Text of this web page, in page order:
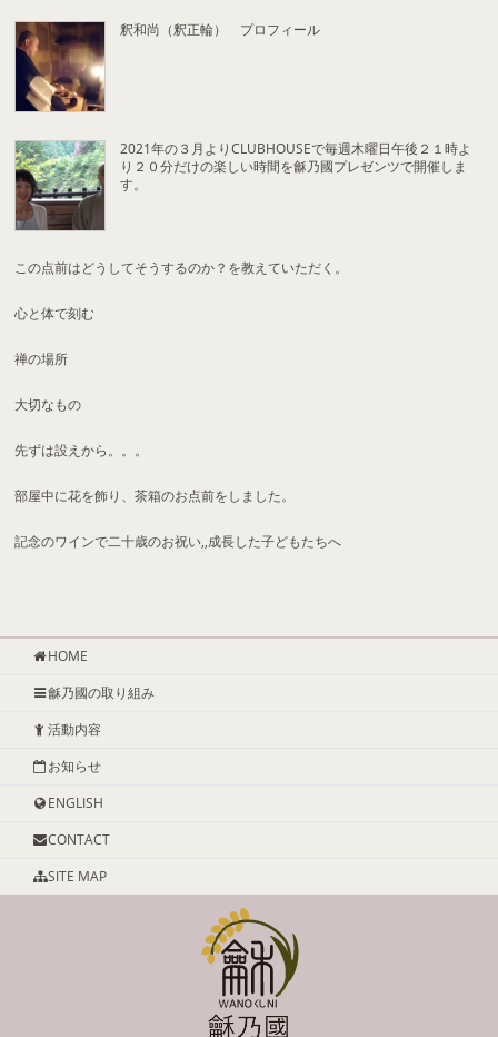
釈和尚（釈正輪） プロフィール
2021年の３月よりCLUBHOUSEで毎週木曜日午後２１時よ
り２０分だけの楽しい時間を龢乃國プレゼンツで開催しま
す。
この点前はどうしてそうするのか？を教えていただく。
心と体で刻む
禅の場所
大切なもの
先ずは設えから。。。
部屋中に花を飾り、茶箱のお点前をしました。
記念のワインで二十歳のお祝い,,成長した子どもたちへ
HOME
龢乃國の取り組み
活動内容
お知らせ
ENGLISH
CONTACT
SITE MAP